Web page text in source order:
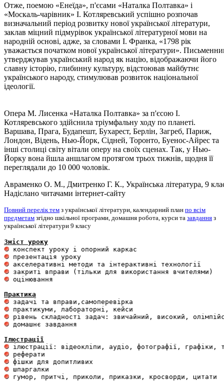
Отже, поемою «Енеїда», п'єсами «Наталка Полтавка» і
«Москаль-чарівник» І. Котляревський успішно розпочав
визначальний період розвитку нової української літератури,
заклав міцний підмурівок української літературної мови на
народній основі, адже, за словами І. Франка, «1798 рік
уважається початком нової української літератури».
утверджував український народ як націю, відображаючи його
славну історію, глибинну культуру, відстоював майбутнє
українського народу, стимулював розвиток національної
ідеології.
Опера М. Лисенка «Наталка Полтавка» за п'єсою І.
Котляревського здійснила тріумфальну ходу по планеті.
Варшава, Прага, Будапешт, Бухарест, Берлін, Загреб, Париж,
Лондон, Відень, Нью-Йорк, Сідней, Торонто, Буенос-Айрес та
інші столиці світу вітали оперу на своїх сценах. Так, у Нью-
Йорку вона йшла аншлагом протягом трьох тижнів, щодня її
переглядали до 10 000 чоловік.
Авраменко О. М., Дмитренко Г. К., Українська література, 9
Надіслано читачами інтернет-сайту
Повний перелік тем з української літератури, календарний план по всім
предметам згідно шкільної програми, домашня робота, курси та завдання з
української літератури 9 класу
Зміст уроку
оцінювання
Практика
домашнє завдання
Ілюстрації
гумор, притчі, приколи, приказки, кросворди, цитати